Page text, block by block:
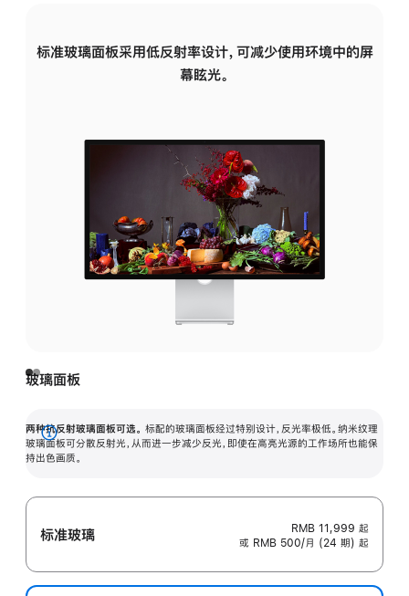
标准玻璃面板采用低反射率设计，可减少使用环境中的屏
幕眩光。
玻璃面板
两种抗反射玻璃面板可选。 标配的玻璃面板经过特别设计，反光率极低。纳米纹理
玻璃面板可分散反射光，从而进一步减少反光，即使在高亮光源的工作场所也能保
持出色画质。
展
开
标准玻璃 RMB 11,999 起
或 RMB 500/月 (24 期) 起